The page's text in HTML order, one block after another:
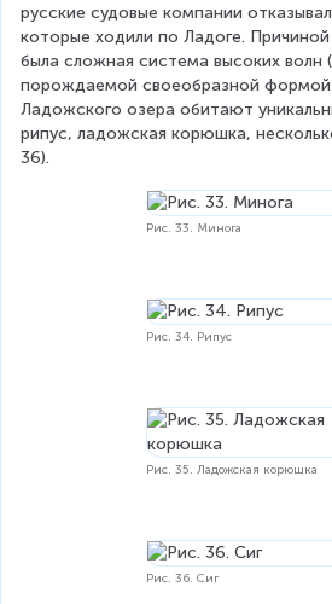
русские судовые компании
которые ходили по Ладоге. Причиной
была сложная система высоких волн
порождаемой своеобразной формой
Ладожского озера обитают
рипус, ладожская корюшка,
36).
Рис. 33. Минога
Рис. 34. Рипус
Рис. 35. Ладожская корюшка
Рис. 36. Сиг